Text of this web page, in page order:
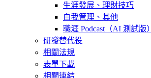
生涯發展、理財技巧
自我管理、其他
職涯 Podcast（AI 測試版）
研發替代役
相關法規
表單下載
相關連結